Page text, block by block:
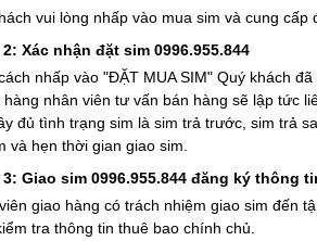
vui lòng nhấp vào mua sim và cung
Xác nhận đặt sim 0996.955.844
nhấp vào "ĐẶT MUA SIM" Quý khách
hàng nhân viên tư vấn bán hàng sẽ lập tức
đủ tình trạng sim là sim trả trước, sim trả
và hẹn thời gian giao sim.
Giao sim 0996.955.844 đăng ký thông
giao hàng có trách nhiệm giao sim đến
tra thông tin thuê bao chính chủ.